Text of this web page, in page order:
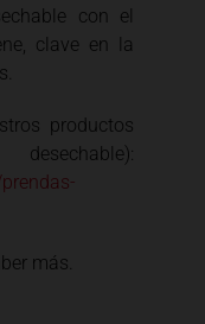
con el
clave en la
productos
más.